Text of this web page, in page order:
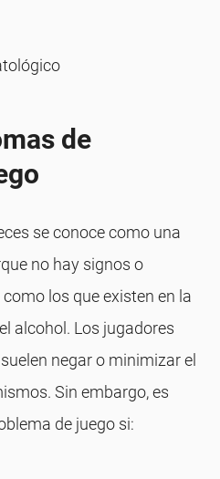
de
se conoce como una
no hay signos o
los que existen en la
alcohol. Los jugadores
negar o minimizar el
Sin embargo, es
de juego si: